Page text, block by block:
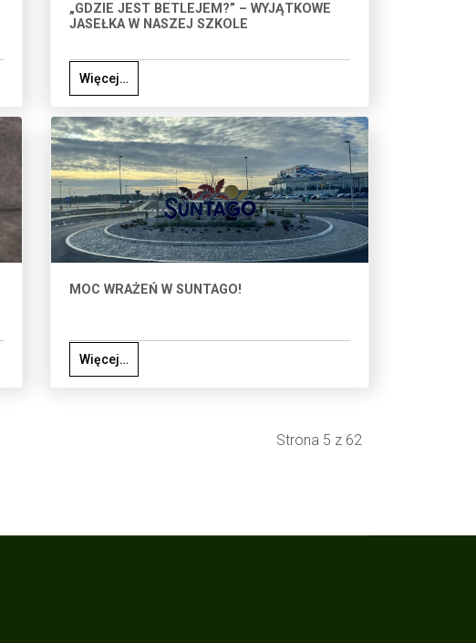
„GDZIE JEST BETLEJEM?” – WYJĄTKOWE
JASEŁKA W NASZEJ SZKOLE
Więcej…
MOC WRAŻEŃ W SUNTAGO!
Więcej…
Strona 5 z 62